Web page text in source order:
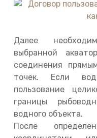
Далее
выбранной
соединения
точек. Если
пользование
границы
водного объекта.
После